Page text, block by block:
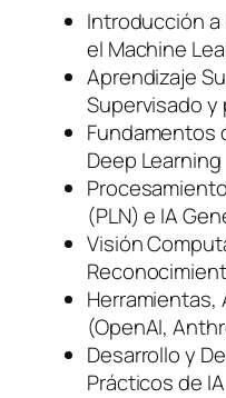
Introducción a
el Machine
Aprendizaje
Supervisado y
Fundamentos
Deep Learning
(PLN) e IA
Visión
Herramientas,
(OpenAI,
Desarrollo y
Prácticos de IA